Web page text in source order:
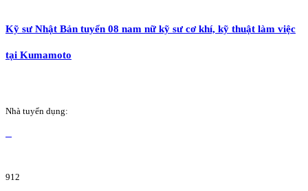
Kỹ sư Nhật Bản tuyển 08 nam nữ kỹ sư cơ khí, kỹ thuật làm việc
tại Kumamoto
Nhà tuyển dụng:
912